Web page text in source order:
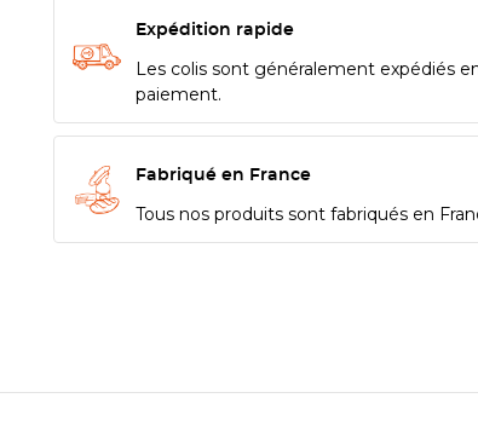
Expédition rapide
Les colis sont généralement expédiés
paiement.
Fabriqué en France
Tous nos produits sont fabriqués en